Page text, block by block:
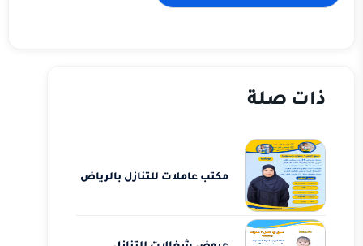
ذات صلة
مكتب عاملات للتنازل بالرياض